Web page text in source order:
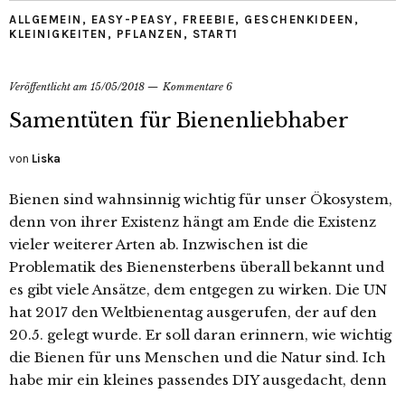
ALLGEMEIN , EASY-PEASY , FREEBIE, GESCHENKIDEEN ,
KLEINIGKEITEN , PFLANZEN , START1
Veröffentlicht am 15/05/2018 Kommentare 6
Samentüten für Bienenliebhaber
von Liska
Bienen sind wahnsinnig wichtig für unser Ökosystem,
denn von ihrer Existenz hängt am Ende die Existenz
vieler weiterer Arten ab. Inzwischen ist die
Problematik des Bienensterbens überall bekannt und
es gibt viele Ansätze, dem entgegen zu wirken. Die UN
hat 2017 den Weltbienentag ausgerufen, der auf den
20.5. gelegt wurde. Er soll daran erinnern, wie wichtig
die Bienen für uns Menschen und die Natur sind. Ich
habe mir ein kleines passendes DIY ausgedacht, denn